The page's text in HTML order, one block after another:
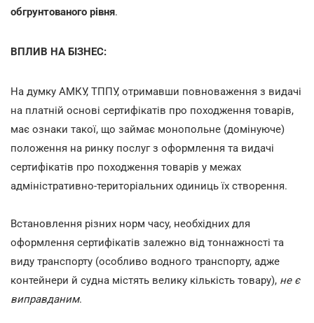
обгрунтованого рівня.
ВПЛИВ НА БІЗНЕС:
На думку АМКУ, ТППУ, отримавши повноваження з видачі
на платній основі сертифікатів про походження товарів,
має ознаки такої, що займає монопольне (домінуюче)
положення на ринку послуг з оформлення та видачі
сертифікатів про походження товарів у межах
адміністративно-територіальних одиниць їх створення.
Встановлення різних норм часу, необхідних для
оформлення сертифікатів залежно від тоннажності та
виду транспорту (особливо водного транспорту, адже
контейнери й судна містять велику кількість товару), не є
виправданим.